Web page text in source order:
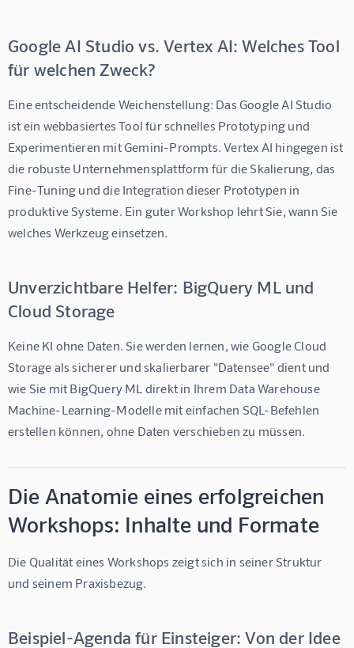
Google AI Studio vs. Vertex AI: Welches Tool
für welchen Zweck?
Eine entscheidende Weichenstellung: Das Google AI Studio
ist ein webbasiertes Tool für schnelles Prototyping und
Experimentieren mit Gemini-Prompts. Vertex AI hingegen ist
die robuste Unternehmensplattform für die Skalierung, das
Fine-Tuning und die Integration dieser Prototypen in
produktive Systeme. Ein guter Workshop lehrt Sie, wann Sie
welches Werkzeug einsetzen.
Unverzichtbare Helfer: BigQuery ML und
Cloud Storage
Keine KI ohne Daten. Sie werden lernen, wie Google Cloud
Storage als sicherer und skalierbarer "Datensee" dient und
wie Sie mit BigQuery ML direkt in Ihrem Data Warehouse
Machine-Learning-Modelle mit einfachen SQL-Befehlen
erstellen können, ohne Daten verschieben zu müssen.
Die Anatomie eines erfolgreichen
Workshops: Inhalte und Formate
Die Qualität eines Workshops zeigt sich in seiner Struktur
und seinem Praxisbezug.
Beispiel-Agenda für Einsteiger: Von der Idee